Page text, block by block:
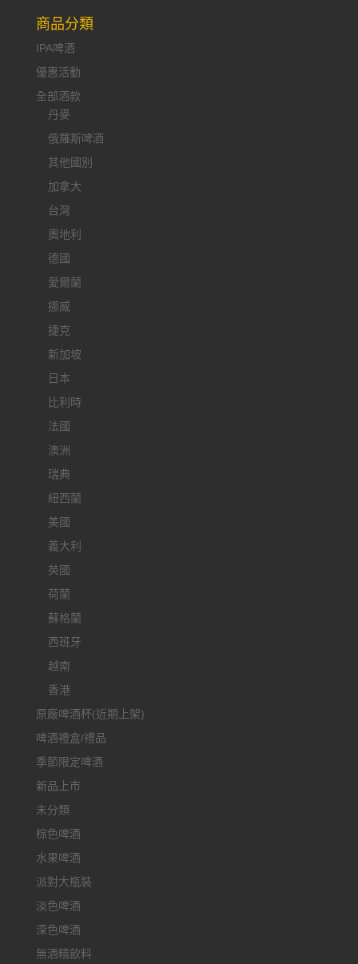
商品分類
IPA啤酒
優惠活動
全部酒款
丹麥
俄羅斯啤酒
其他國別
加拿大
台灣
奧地利
德國
愛爾蘭
挪威
捷克
新加坡
日本
比利時
法國
澳洲
瑞典
紐西蘭
美國
義大利
英國
荷蘭
蘇格蘭
西班牙
越南
香港
原廠啤酒杯(近期上架)
啤酒禮盒/禮品
季節限定啤酒
新品上市
未分類
棕色啤酒
水果啤酒
派對大瓶裝
淡色啤酒
深色啤酒
無酒精飲料